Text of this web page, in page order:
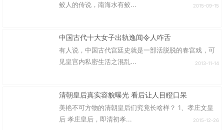
鲛人的传说，南海水有鲛...
2015-09-15
中国古代十大女子出轨逸闻令人咋舌
有人说，中国古代宫廷史就是一部活脱脱的春宫戏，可
见皇宫内私密生活之混乱...
2013-11-14
清朝皇后真实容貌曝光 看后让人目瞪口呆
美艳不可方物的清朝皇后们究竟长啥样？ 1、孝庄文皇
后 孝庄皇后，即清初孝...
2015-12-26